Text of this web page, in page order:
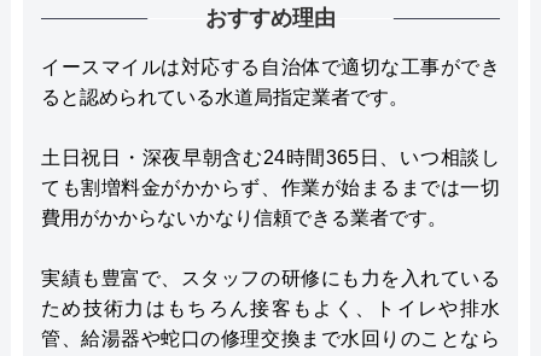
おすすめ理由
イースマイルは対応する自治体で適切な工事ができ
ると認められている水道局指定業者です。
土日祝日・深夜早朝含む24時間365日、いつ相談し
ても割増料金がかからず、作業が始まるまでは一切
費用がかからないかなり信頼できる業者です。
実績も豊富で、スタッフの研修にも力を入れている
ため技術力はもちろん接客もよく、トイレや排水
管、給湯器や蛇口の修理交換まで水回りのことなら